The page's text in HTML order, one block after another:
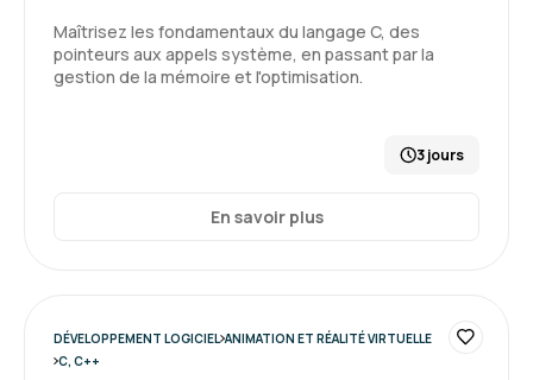
Maîtrisez les fondamentaux du langage C, des
pointeurs aux appels système, en passant par la
gestion de la mémoire et l'optimisation.
3 jours
En savoir plus
DÉVELOPPEMENT LOGICIEL ANIMATION ET RÉALITÉ VIRTUELLE
C, C++